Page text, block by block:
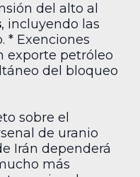
del alto al
, incluyendo las
* Exenciones
exporte petróleo
del bloqueo
sobre el
de uranio
Irán dependerá
más